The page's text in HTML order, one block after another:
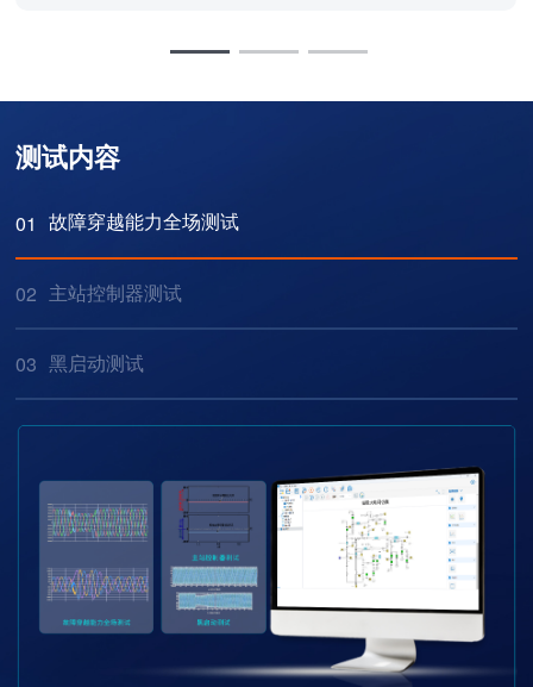
测试内容
01 故障穿越能力全场测试
02 主站控制器测试
03 黑启动测试